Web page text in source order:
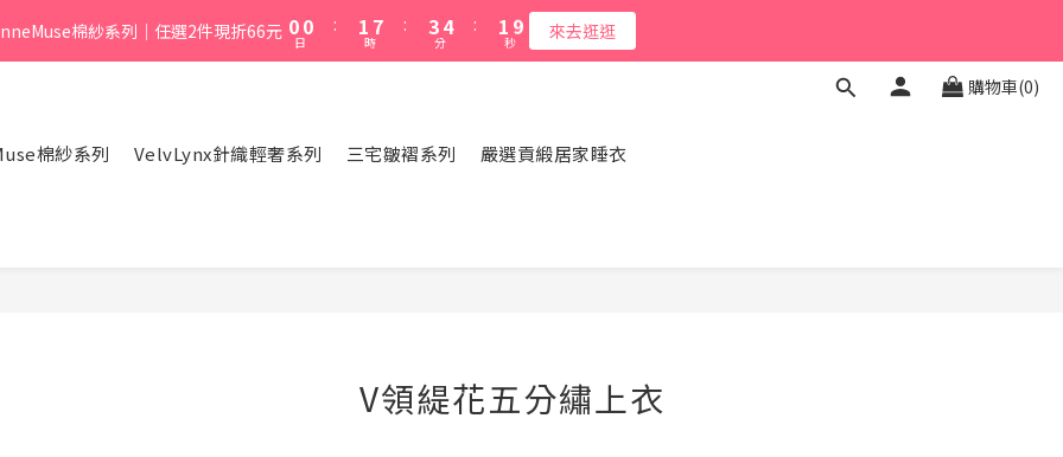
棉紗系列｜任選2件現折66元 00
日
:
1
0
7
6
2
時
:
3
2
4
3
分
:
1
0
7
6
2
秒 來去逛逛
購物車(0)
棉紗系列 VelvLynx針織輕奢系列 三宅皺褶系列 嚴選貢緞居家睡衣
V領緹花五分繡上衣